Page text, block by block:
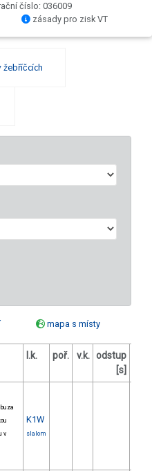
číslo: 036009
zásady pro zisk VT
žebříčcích
mapa s místy
l.k. poř. v.k. odstup
[s]
v
K1W
slalom